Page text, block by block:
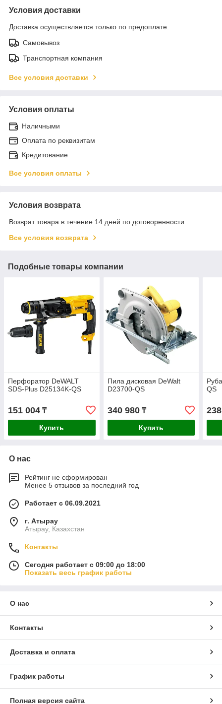
Условия доставки
Доставка осуществляется только по предоплате.
Самовывоз
Транспортная компания
Все условия доставки
Условия оплаты
Наличными
Оплата по реквизитам
Кредитование
Все условия оплаты
Условия возврата
Возврат товара в течение 14 дней по договоренности
Все условия возврата
Подобные товары компании
Перфоратор DeWALT
SDS-Plus D25134K-QS
151 004 ₸
Купить
Пила дисковая DeWalt
D23700-QS
340 980₸
Купить
QS
О нас
Рейтинг не сформирован
Менее 5 отзывов за последний год
Работает с 06.09.2021
г. Атырау
Атырау, Казахстан
Контакты
Сегодня работает с 09:00 до 18:00
Показать весь график работы
О нас
Контакты
Доставка и оплата
График работы
Полная версия сайта